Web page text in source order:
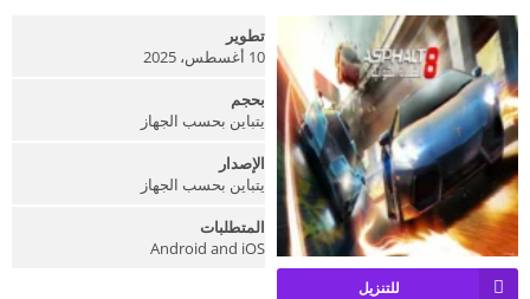
للتنزيل
تطوير
10 أغسطس، 2025
بحجم
يتباين بحسب الجهاز
الإصدار
يتباين بحسب الجهاز
المتطلبات
Android and iOS